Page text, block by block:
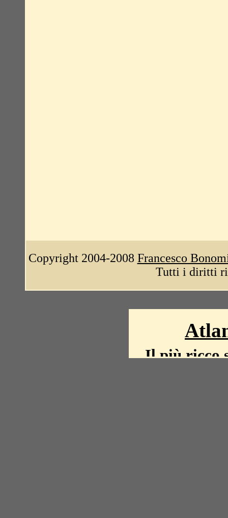
Copyright 2004-2008 Francesco
Tutti i diritti
Il più ricco